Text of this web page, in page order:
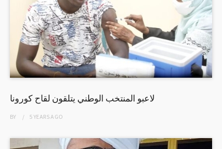
لاعبو المنتخب الوطني يتلقون لقاح كورونا
BY 5 YEARSAGO